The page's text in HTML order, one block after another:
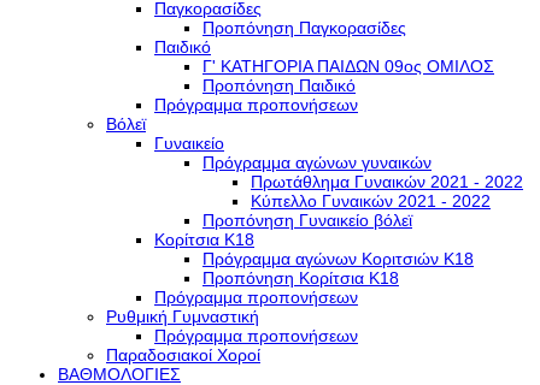
Παγκορασίδες
Προπόνηση Παγκορασίδες
Παιδικό
Γ' ΚΑΤΗΓΟΡΙΑ ΠΑΙΔΩΝ 09ος ΟΜΙΛΟΣ
Προπόνηση Παιδικό
Πρόγραμμα προπονήσεων
Βόλεϊ
Γυναικείο
Πρόγραμμα αγώνων γυναικών
Πρωτάθλημα Γυναικών 2021 - 2022
Κύπελλο Γυναικών 2021 - 2022
Προπόνηση Γυναικείο βόλεϊ
Κορίτσια Κ18
Πρόγραμμα αγώνων Κοριτσιών Κ18
Προπόνηση Κορίτσια Κ18
Πρόγραμμα προπονήσεων
Ρυθμική Γυμναστική
Πρόγραμμα προπονήσεων
Παραδοσιακοί Χοροί
ΒΑΘΜΟΛΟΓΙΕΣ